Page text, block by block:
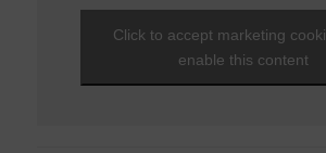
Varici e insufficienza venosa cronica
Viaggi e vacanze
Visite ed esami
NEWS - 2010
NEWS - 2009
Che fantastica storia è la vita
Una Vita Su Misura
Diabete, cuore e vasi
Click to accept marketing
enable this content